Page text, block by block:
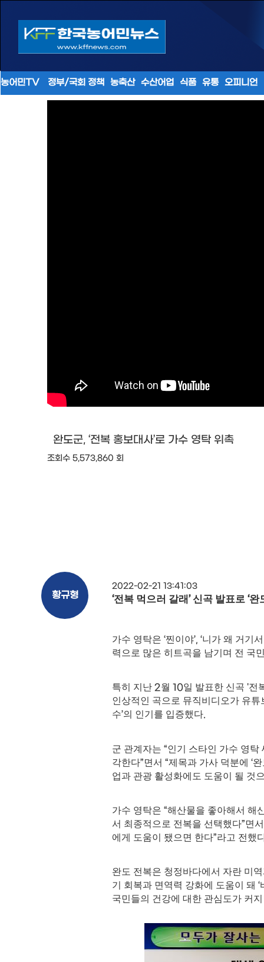
농어민TV 정부/국회 정책 농축산 수산어업 식품 유통 오피니언
완도군, ‘전복 홍보대사’로 가수 영탁 위촉
조회수 5,573,860 회
황규형
2022-02-21 13:41:03
‘전복 먹으러 갈래’신곡 발표로 ‘완
가수 영탁은 ‘찐이야’, ‘니가 왜 거기
력으로 많은 히트곡을 남기며 전 국
특히 지난 2월 10일 발표한 신곡 '전
인상적인 곡으로 뮤직비디오가 유
수’의 인기를 입증했다.
군 관계자는 “인기 스타인 가수 영탁
각한다”면서 “제목과 가사 덕분에 ‘
업과 관광 활성화에도 도움이 될 것
가수 영탁은 “해산물을 좋아해서 해
서 최종적으로 전복을 선택했다”면
에게 도움이 됐으면 한다”라고 전했
완도 전복은 청정바다에서 자란 미
기 회복과 면역력 강화에 도움이 돼 ‘
국민들의 건강에 대한 관심도가 커